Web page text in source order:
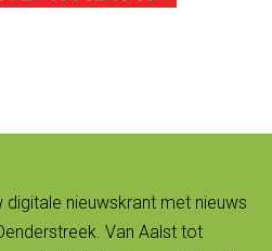
digitale nieuwskrant met nieuws
Van Aalst tot